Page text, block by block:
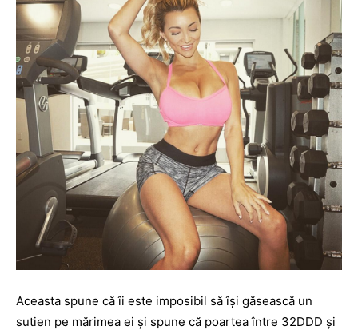
Aceasta spune că îi este imposibil să îşi găsească un
sutien pe mărimea ei şi spune că poartea între 32DDD şi